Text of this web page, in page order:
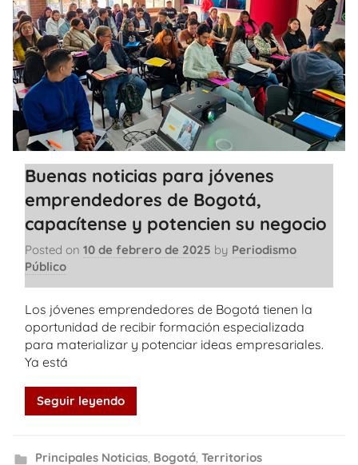
Buenas noticias para jóvenes
emprendedores de Bogotá,
capacítense y potencien su negocio
Posted on 10 de febrero de 2025 by Periodismo
Público
Los jóvenes emprendedores de Bogotá tienen la
oportunidad de recibir formación especializada
para materializar y potenciar ideas empresariales.
Ya está
Seguir leyendo
Principales Noticias, Bogotá, Territorios